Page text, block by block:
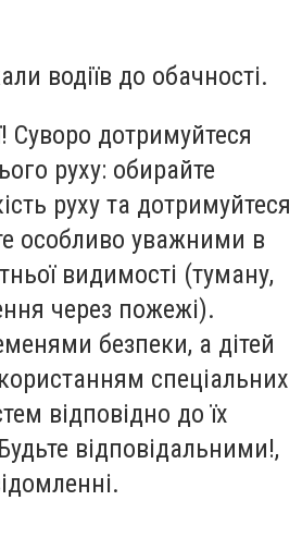
водіїв до обачності.
Суворо дотримуйтеся
руху: обирайте
руху та дотримуйтеся
особливо уважними в
видимості (туману,
через пожежі).
безпеки, а дітей
спеціальних
відповідно до їх
відповідальними!,